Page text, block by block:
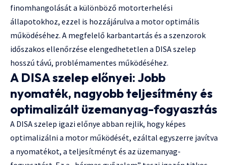
finomhangolását a különböző motorterhelési
állapotokhoz, ezzel is hozzájárulva a motor optimális
működéséhez. A megfelelő karbantartás és a szenzorok
időszakos ellenőrzése elengedhetetlen a DISA szelep
hosszú távú, problémamentes működéséhez.
A DISA szelep előnyei: Jobb
nyomaték, nagyobb teljesítmény és
optimalizált üzemanyag-fogyasztás
A DISA szelep igazi előnye abban rejlik, hogy képes
optimalizálni a motor működését, ezáltal egyszerre javítva
a nyomatékot, a teljesítményt és az üzemanyag-